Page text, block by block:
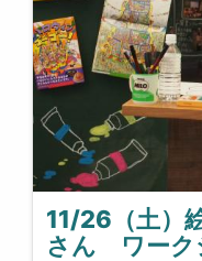
11/26（土）
さん ワーク